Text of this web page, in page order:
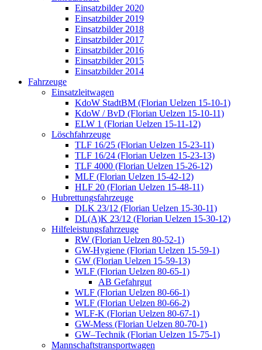
Einsatzbilder 2020
Einsatzbilder 2019
Einsatzbilder 2018
Einsatzbilder 2017
Einsatzbilder 2016
Einsatzbilder 2015
Einsatzbilder 2014
Fahrzeuge
Einsatzleitwagen
KdoW StadtBM (Florian Uelzen 15-10-1)
KdoW / BvD (Florian Uelzen 15-10-11)
ELW 1 (Florian Uelzen 15-11-12)
Löschfahrzeuge
TLF 16/25 (Florian Uelzen 15-23-11)
TLF 16/24 (Florian Uelzen 15-23-13)
TLF 4000 (Florian Uelzen 15-26-12)
MLF (Florian Uelzen 15-42-12)
HLF 20 (Florian Uelzen 15-48-11)
Hubrettungsfahrzeuge
DLK 23/12 (Florian Uelzen 15-30-11)
DL(A)K 23/12 (Florian Uelzen 15-30-12)
Hilfeleistungsfahrzeuge
RW (Florian Uelzen 80-52-1)
GW-Hygiene (Florian Uelzen 15-59-1)
GW (Florian Uelzen 15-59-13)
WLF (Florian Uelzen 80-65-1)
AB Gefahrgut
WLF (Florian Uelzen 80-66-1)
WLF (Florian Uelzen 80-66-2)
WLF-K (Florian Uelzen 80-67-1)
GW-Mess (Florian Uelzen 80-70-1)
GW–Technik (Florian Uelzen 15-75-1)
Mannschaftstransportwagen